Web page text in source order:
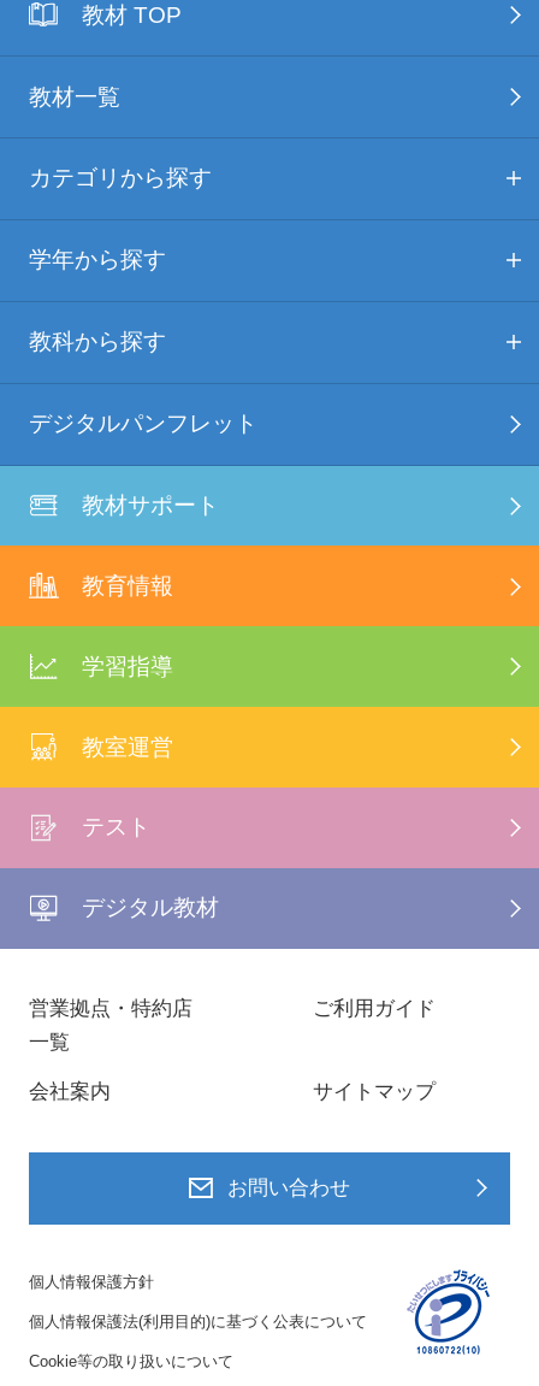
教材 TOP
教材一覧
カテゴリから探す
学年から探す
教科から探す
デジタルパンフレット
教材サポート
教育情報
学習指導
教室運営
テスト
デジタル教材
営業拠点・特約店
一覧
ご利用ガイド
会社案内 サイトマップ
お問い合わせ
個人情報保護方針
個人情報保護法(利用目的)に基づく公表について
Cookie等の取り扱いについて